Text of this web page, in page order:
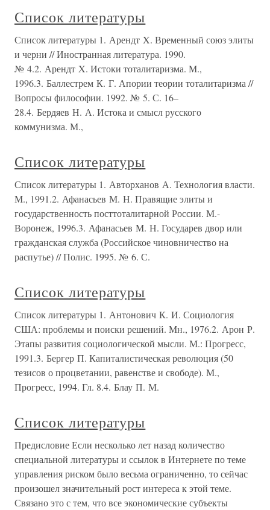
Список литературы
Список литературы 1. Арендт X. Временный союз элиты
и черни // Иностранная литература. 1990.
№ 4.2. Арендт X. Истоки тоталитаризма. М.,
1996.3. Баллестрем К. Г. Апории теории тоталитаризма //
Вопросы философии. 1992. № 5. С. 16–
28.4. Бердяев Н. А. Истока и смысл русского
коммунизма. М.,
Список литературы
Список литературы 1. Авторханов А. Технология власти.
М., 1991.2. Афанасьев М. Н. Правящие элиты и
государственность посттоталитарной России. М.-
Воронеж, 1996.3. Афанасьев М. Н. Государев двор или
гражданская служба (Российское чиновничество на
распутье) // Полис. 1995. № 6. С.
Список литературы
Список литературы 1. Антонович К. И. Социология
США: проблемы и поиски решений. Мн., 1976.2. Арон Р.
Этапы развития социологической мысли. М.: Прогресс,
1991.3. Бергер П. Капиталистическая революция (50
тезисов о процветании, равенстве и свободе). М.,
Прогресс, 1994. Гл. 8.4. Блау П. М.
Список литературы
Предисловие Если несколько лет назад количество
специальной литературы и ссылок в Интернете по теме
управления риском было весьма ограниченно, то сейчас
произошел значительный рост интереса к этой теме.
Связано это с тем, что все экономические субъекты